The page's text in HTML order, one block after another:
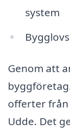
system
Genom att
offerter från
Udde. Det